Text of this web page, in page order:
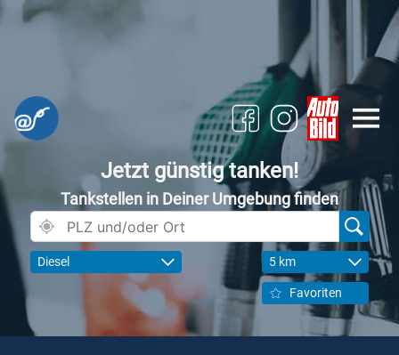
Jetzt günstig tanken!
Tankstellen in Deiner Umgebung finden
Diesel 5 km
Favoriten